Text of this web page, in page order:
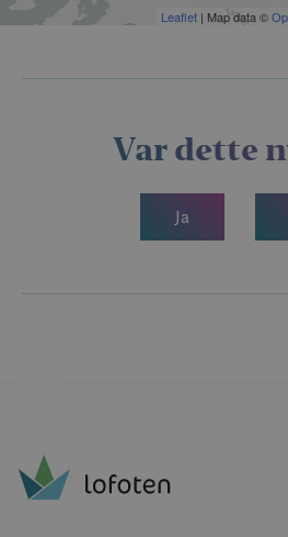
Leaflet | Map data ©
Var dette
Ja